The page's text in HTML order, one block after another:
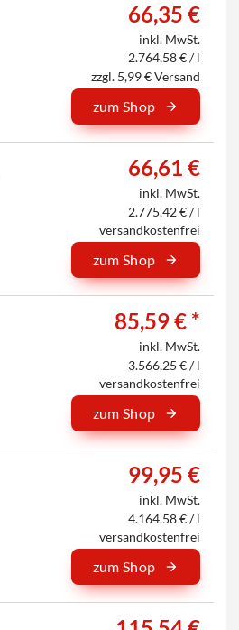
66,35 €
inkl. MwSt.
2.764,58 € / l
zzgl. 5,99 € Versand
zum Shop
66,61 €
inkl. MwSt.
2.775,42 € / l
versandkostenfrei
zum Shop
85,59 € *
inkl. MwSt.
3.566,25 € / l
versandkostenfrei
zum Shop
99,95 €
inkl. MwSt.
4.164,58 € / l
versandkostenfrei
zum Shop